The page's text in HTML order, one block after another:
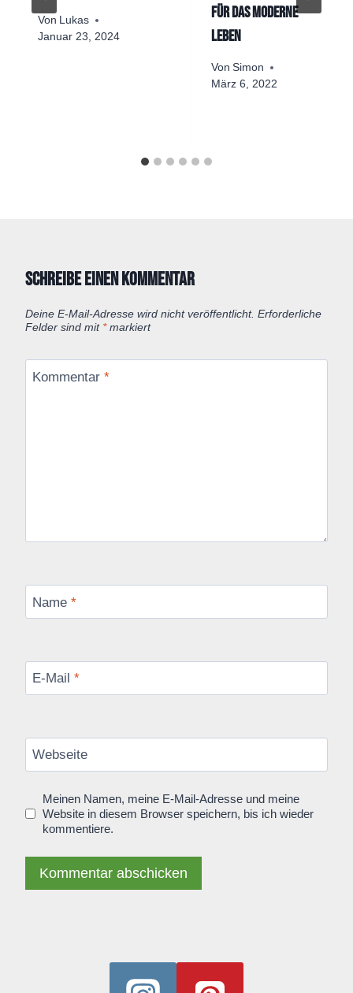
Von Lukas
Januar 23, 2024
für das moderne
Leben
Von Simon
März 6, 2022
Schreibe einen Kommentar
Deine E-Mail-Adresse wird nicht veröffentlicht. Erforderliche
Felder sind mit *markiert
Kommentar *
Name *
E-Mail *
Webseite
Meinen Namen, meine E-Mail-Adresse und meine
Website in diesem Browser speichern, bis ich wieder
kommentiere.